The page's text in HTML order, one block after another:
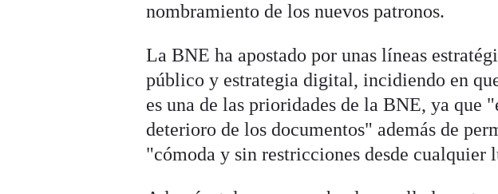
nombramiento de los nuevos patronos.
La BNE ha apostado por unas líneas
público y estrategia digital, incidiendo en
es una de las prioridades de la BNE, ya que
deterioro de los documentos" además de
"cómoda y sin restricciones desde